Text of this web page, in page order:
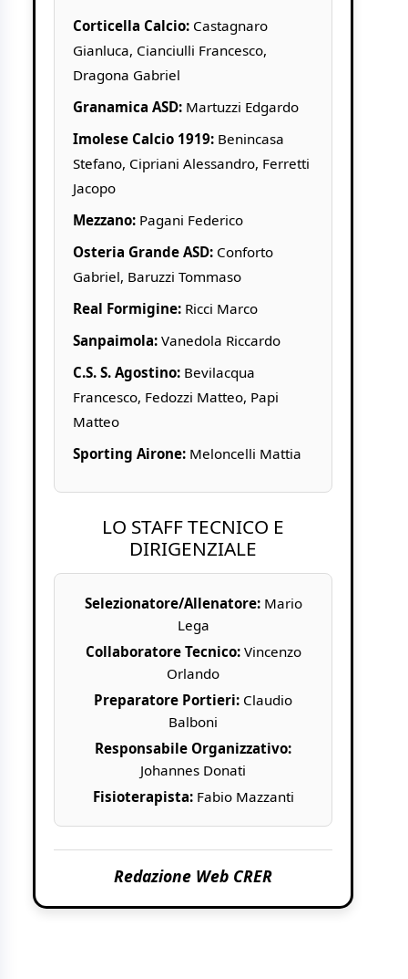
Corticella Calcio: Castagnaro
Gianluca, Cianciulli Francesco,
Dragona Gabriel
Granamica ASD: Martuzzi Edgardo
Imolese Calcio 1919: Benincasa
Stefano, Cipriani Alessandro, Ferretti
Jacopo
Mezzano: Pagani Federico
Osteria Grande ASD: Conforto
Gabriel, Baruzzi Tommaso
Real Formigine: Ricci Marco
Sanpaimola: Vanedola Riccardo
C.S. S. Agostino: Bevilacqua
Francesco, Fedozzi Matteo, Papi
Matteo
Sporting Airone: Meloncelli Mattia
LO STAFF TECNICO E
DIRIGENZIALE
Selezionatore/Allenatore:Mario
Lega
Collaboratore Tecnico:Vincenzo
Orlando
Preparatore Portieri: Claudio
Balboni
Responsabile Organizzativo:
Johannes Donati
Fisioterapista:Fabio Mazzanti
Redazione Web CRER